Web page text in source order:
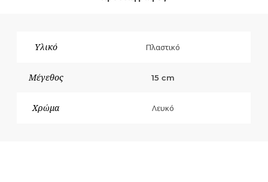
Υλικό Πλαστικό
Μέγεθος 15 cm
Χρώμα Λευκό